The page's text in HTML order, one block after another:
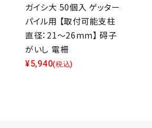
ガイシ大 50個入 ゲッター
パイル用 【取付可能支柱
直径：21～26mm】 碍子
がいし 電柵
¥5,940(税込)